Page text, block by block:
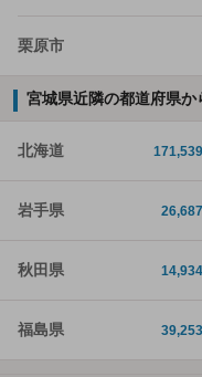
栗原市
宮城県近隣の都道府県か
北海道 171,539
岩手県 26,687
秋田県 14,934
福島県 39,253